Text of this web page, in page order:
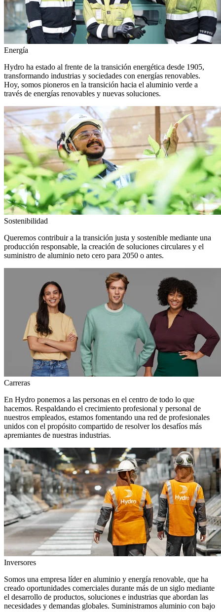
Energía
Hydro ha estado al frente de la transición energética desde 1905,
transformando industrias y sociedades con energías renovables.
Hoy, somos pioneros en la transición hacia el aluminio verde a
través de energías renovables y nuevas soluciones.
Sostenibilidad
Queremos contribuir a la transición justa y sostenible mediante una
producción responsable, la creación de soluciones circulares y el
suministro de aluminio neto cero para 2050 o antes.
Carreras
En Hydro ponemos a las personas en el centro de todo lo que
hacemos. Respaldando el crecimiento profesional y personal de
nuestros empleados, estamos fomentando una red de profesionales
unidos con el propósito compartido de resolver los desafíos más
apremiantes de nuestras industrias.
Inversores
Somos una empresa líder en aluminio y energía renovable, que ha
creado oportunidades comerciales durante más de un siglo mediante
el desarrollo de productos, soluciones e industrias que abordan las
necesidades y demandas globales. Suministramos aluminio con bajo